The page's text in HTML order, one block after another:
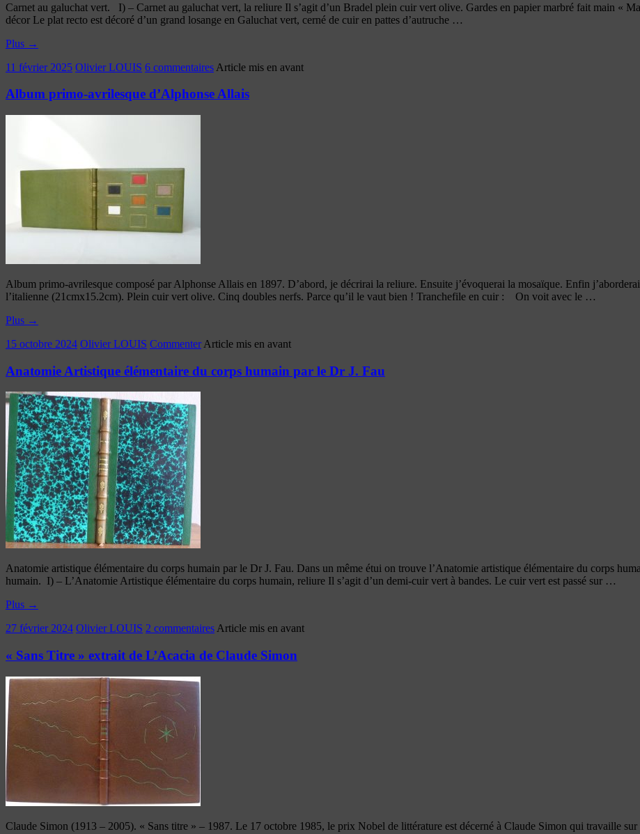
Carnet au galuchat vert. I) – Carnet au galuchat vert, la reliure Il s’agit d’un Bradel plein cuir vert olive. Gardes en papier marbré fait main «
décor Le plat recto est décoré d’un grand losange en Galuchat vert, cerné de cuir en pattes d’autruche …
Plus →
11 février 2025 Olivier LOUIS 6 commentaires Article mis en avant
Album primo-avrilesque d’Alphonse Allais
Album primo-avrilesque composé par Alphonse Allais en 1897. D’abord, je décrirai la reliure. Ensuite j’évoquerai la mosaïque. Enfin
l’italienne (21cmx15.2cm). Plein cuir vert olive. Cinq doubles nerfs. Parce qu’il le vaut bien ! Tranchefile en cuir : On voit avec le …
Plus →
15 octobre 2024 Olivier LOUIS Commenter Article mis en avant
Anatomie Artistique élémentaire du corps humain par le Dr J. Fau
Anatomie artistique élémentaire du corps humain par le Dr J. Fau. Dans un même étui on trouve l’Anatomie artistique élémentaire du corps
humain. I) – L’Anatomie Artistique élémentaire du corps humain, reliure Il s’agit d’un demi-cuir vert à bandes. Le cuir vert est passé sur …
Plus →
27 février 2024 Olivier LOUIS 2 commentairesArticle mis en avant
« Sans Titre » extrait de L’Acacia de Claude Simon
Claude Simon (1913 – 2005). « Sans titre » – 1987. Le 17 octobre 1985, le prix Nobel de littérature est décerné à Claude Simon qui travaille